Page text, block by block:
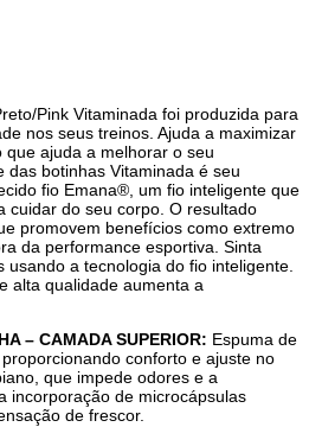
Pink Vitaminada foi produzida para
nos seus treinos. Ajuda a maximizar
ajuda a melhorar o seu
das botinhas Vitaminada é seu
fio Emana®, um fio inteligente que
cuidar do seu corpo. O resultado
promovem benefícios como extremo
da performance esportiva. Sinta
usando a tecnologia do fio inteligente.
alta qualidade aumenta a
– CAMADA SUPERIOR: Espuma de
conforto e ajuste no
que impede odores e a
incorporação de microcápsulas
de frescor.